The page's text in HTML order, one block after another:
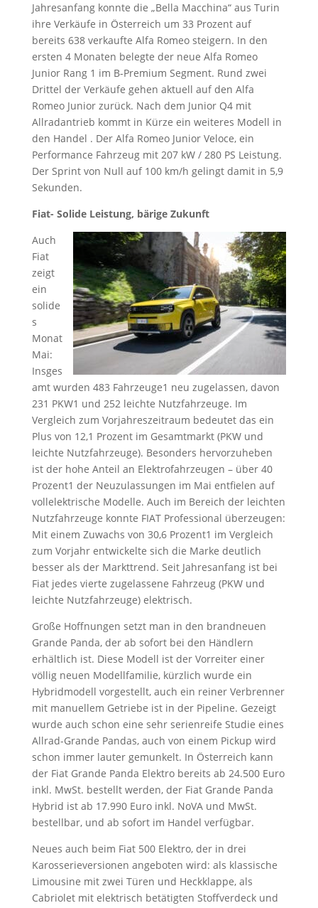
Jahresanfang konnte die „Bella Macchina“ aus Turin
ihre Verkäufe in Österreich um 33 Prozent auf
bereits 638 verkaufte Alfa Romeo steigern. In den
ersten 4 Monaten belegte der neue Alfa Romeo
Junior Rang 1 im B-Premium Segment. Rund zwei
Drittel der Verkäufe gehen aktuell auf den Alfa
Romeo Junior zurück. Nach dem Junior Q4 mit
Allradantrieb kommt in Kürze ein weiteres Modell in
den Handel . Der Alfa Romeo Junior Veloce, ein
Performance Fahrzeug mit 207 kW / 280 PS Leistung.
Der Sprint von Null auf 100 km/h gelingt damit in 5,9
Sekunden.
Fiat- Solide Leistung, bärige Zukunft
Auch
Fiat
zeigt
ein
solide
s
Monat
Mai:
Insges
amt wurden 483 Fahrzeuge1 neu zugelassen, davon
231 PKW1 und 252 leichte Nutzfahrzeuge. Im
Vergleich zum Vorjahreszeitraum bedeutet das ein
Plus von 12,1 Prozent im Gesamtmarkt (PKW und
leichte Nutzfahrzeuge). Besonders hervorzuheben
ist der hohe Anteil an Elektrofahrzeugen – über 40
Prozent1 der Neuzulassungen im Mai entfielen auf
vollelektrische Modelle. Auch im Bereich der leichten
Nutzfahrzeuge konnte FIAT Professional überzeugen:
Mit einem Zuwachs von 30,6 Prozent1 im Vergleich
zum Vorjahr entwickelte sich die Marke deutlich
besser als der Markttrend. Seit Jahresanfang ist bei
Fiat jedes vierte zugelassene Fahrzeug (PKW und
leichte Nutzfahrzeuge) elektrisch.
Große Hoffnungen setzt man in den brandneuen
Grande Panda, der ab sofort bei den Händlern
erhältlich ist. Diese Modell ist der Vorreiter einer
völlig neuen Modellfamilie, kürzlich wurde ein
Hybridmodell vorgestellt, auch ein reiner Verbrenner
mit manuellem Getriebe ist in der Pipeline. Gezeigt
wurde auch schon eine sehr serienreife Studie eines
Allrad-Grande Pandas, auch von einem Pickup wird
schon immer lauter gemunkelt. In Österreich kann
der Fiat Grande Panda Elektro bereits ab 24.500 Euro
inkl. MwSt. bestellt werden, der Fiat Grande Panda
Hybrid ist ab 17.990 Euro inkl. NoVA und MwSt.
bestellbar, und ab sofort im Handel verfügbar.
Neues auch beim Fiat 500 Elektro, der in drei
Karosserieversionen angeboten wird: als klassische
Limousine mit zwei Türen und Heckklappe, als
Cabriolet mit elektrisch betätigten Stoffverdeck und